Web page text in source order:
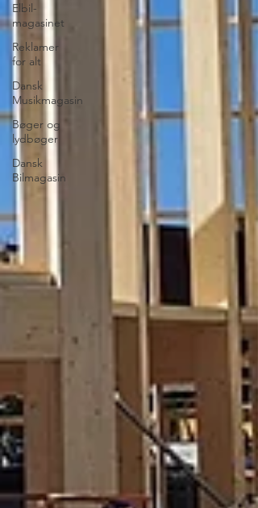
Elbil-
magasinet
Reklamer
for alt
Dansk
Musikmagasin
Bøger og
lydbøger
Dansk
Bilmagasin